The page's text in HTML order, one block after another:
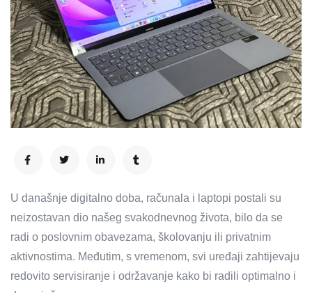
U današnje digitalno doba, računala i laptopi postali su
neizostavan dio našeg svakodnevnog života, bilo da se
radi o poslovnim obavezama, školovanju ili privatnim
aktivnostima. Međutim, s vremenom, svi uređaji zahtijevaju
redovito servisiranje i održavanje kako bi radili optimalno i